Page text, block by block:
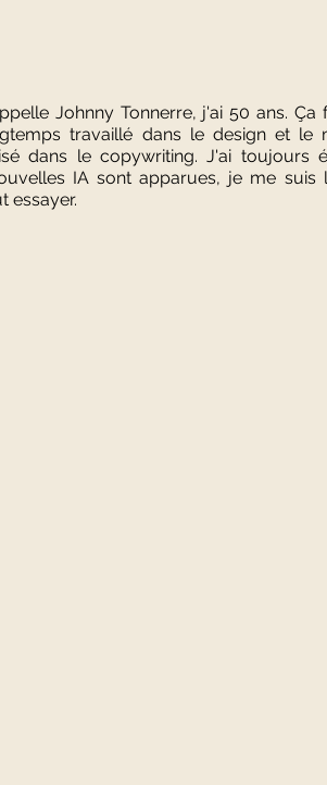
Johnny Tonnerre, j'ai 50 ans. Ça
travaillé dans le design et le
dans le copywriting. J'ai toujours
IA sont apparues, je me suis
essayer.